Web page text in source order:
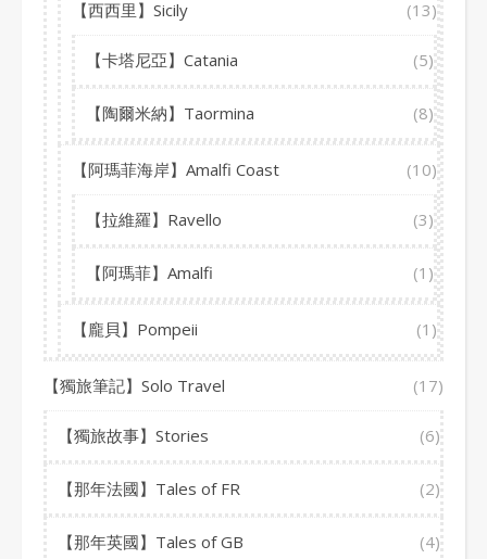
【西西里】Sicily (13)
【卡塔尼亞】Catania (5)
【陶爾米納】Taormina (8)
【阿瑪菲海岸】Amalfi Coast (10)
【拉維羅】Ravello (3)
【阿瑪菲】Amalfi (1)
【龐貝】Pompeii (1)
【獨旅筆記】Solo Travel (17)
【獨旅故事】Stories (6)
【那年法國】Tales of FR (2)
【那年英國】Tales of GB (4)